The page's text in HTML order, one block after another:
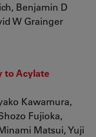
Benjamin D
W Grainger
to Acylate
Kawamura,
Fujioka,
Matsui, Yuji